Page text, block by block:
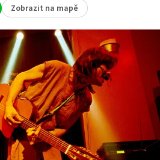
Zobrazit na mapě